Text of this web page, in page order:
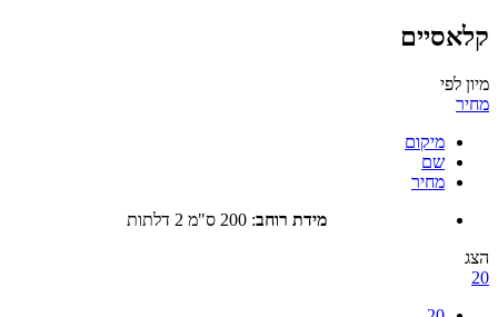
מיקום
שם
מחיר
מידת רוחב :200 ס"מ 2 דלתות